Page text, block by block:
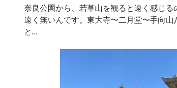
奈良公園から、若草山を観ると遠く感じる
遠く無いんです。東大寺〜二月堂〜手向山
と…